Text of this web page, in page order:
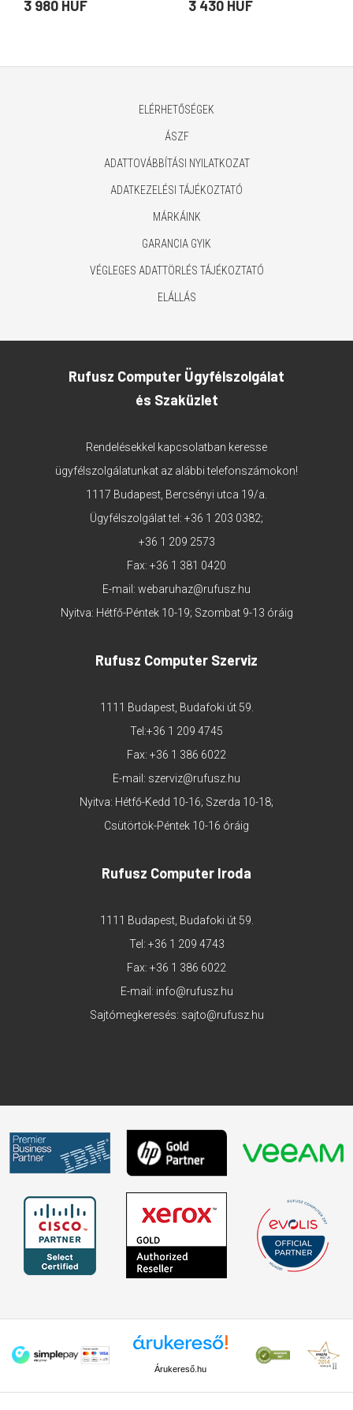
AC › 110V AC, 30W,
3 980 HUF
3,5mm Jack, autós,
3 430 HUF
ELÉRHETŐSÉGEK
ÁSZF
ADATTOVÁBBÍTÁSI NYILATKOZAT
ADATKEZELÉSI TÁJÉKOZTATÓ
MÁRKÁINK
GARANCIA GYIK
VÉGLEGES ADATTÖRLÉS TÁJÉKOZTATÓ
ELÁLLÁS
Rufusz Computer Ügyfélszolgálat
és Szaküzlet
Rendelésekkel kapcsolatban keresse
ügyfélszolgálatunkat az alábbi telefonszámokon!
1117 Budapest, Bercsényi utca 19/a.
Ügyfélszolgálat tel: +36 1 203 0382;
+36 1 209 2573
Fax: +36 1 381 0420
E-mail: webaruhaz@rufusz.hu
Nyitva: Hétfő-Péntek 10-19; Szombat 9-13 óráig
Rufusz Computer Szerviz
1111 Budapest, Budafoki út 59.
Tel:+36 1 209 4745
Fax: +36 1 386 6022
E-mail: szerviz@rufusz.hu
Nyitva: Hétfő-Kedd 10-16; Szerda 10-18;
Csütörtök-Péntek 10-16 óráig
Rufusz Computer Iroda
1111 Budapest, Budafoki út 59.
Tel: +36 1 209 4743
Fax: +36 1 386 6022
E-mail: info@rufusz.hu
Sajtómegkeresés: sajto@rufusz.hu
Árukereső.hu